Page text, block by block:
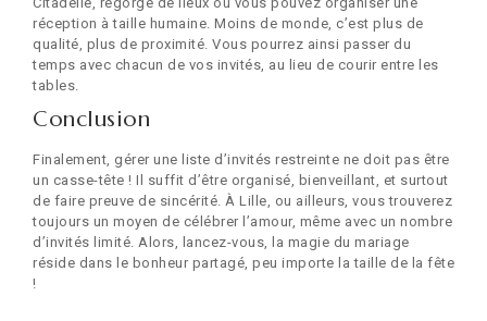
réception à taille humaine. Moins de monde, c’est plus de
qualité, plus de proximité. Vous pourrez ainsi passer du
temps avec chacun de vos invités, au lieu de courir entre les
tables.
Conclusion
Finalement, gérer une liste d’invités restreinte ne doit pas être
un casse-tête ! Il suffit d’être organisé, bienveillant, et surtout
de faire preuve de sincérité. À Lille, ou ailleurs, vous trouverez
toujours un moyen de célébrer l’amour, même avec un nombre
d’invités limité. Alors, lancez-vous, la magie du mariage
réside dans le bonheur partagé, peu importe la taille de la fête
!